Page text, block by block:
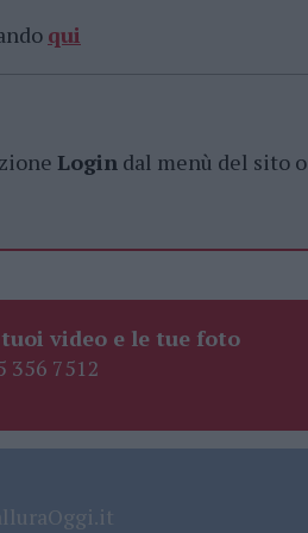
qui
Login dal menù del sito o
video e le tue foto
356 7512